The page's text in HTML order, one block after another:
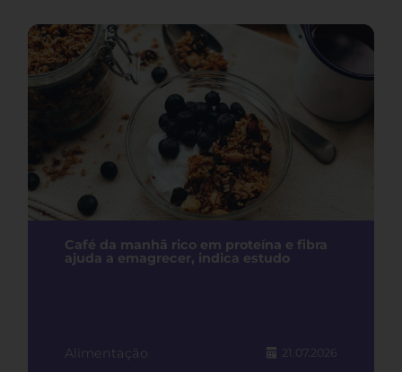
Café da manhã rico em proteína e fibra
ajuda a emagrecer, indica estudo
Alimentação 21.07.2026